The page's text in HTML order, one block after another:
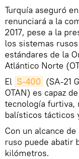
Turquía aseguró
renunciará a la
2017, pese a la
los sistemas
estándares de la
Atlántico Norte
El S-400 (SA-21
OTAN) es capaz
tecnología furtiva,
balísticos tácticos
Con un alcance
ruso puede abatir
kilómetros.